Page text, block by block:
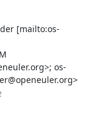
[mailto:os-
os-